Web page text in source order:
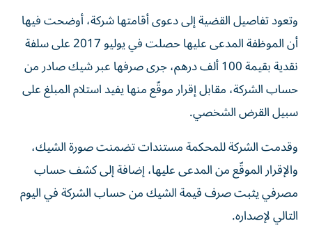
وتعود تفاصيل القضية إلى دعوى أقامتها شركة، أوضحت فيها
أن الموظفة المدعى عليها حصلت في يوليو 2017 على سلفة
نقدية بقيمة 100 ألف درهم، جرى صرفها عبر شيك صادر من
حساب الشركة، مقابل إقرار موقّع منها يفيد استلام المبلغ على
سبيل القرض الشخصي.
وقدمت الشركة للمحكمة مستندات تضمنت صورة الشيك،
والإقرار الموقّع من المدعى عليها، إضافة إلى كشف حساب
مصرفي يثبت صرف قيمة الشيك من حساب الشركة في اليوم
التالي لإصداره.